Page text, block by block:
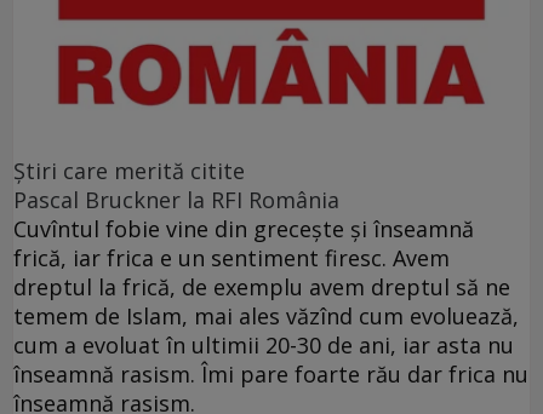
Ştiri care merită citite
Pascal Bruckner la RFI România
Cuvîntul fobie vine din grecește și înseamnă
frică, iar frica e un sentiment firesc. Avem
dreptul la frică, de exemplu avem dreptul să ne
temem de Islam, mai ales văzînd cum evoluează,
cum a evoluat în ultimii 20-30 de ani, iar asta nu
înseamnă rasism. Îmi pare foarte rău dar frica nu
înseamnă rasism.